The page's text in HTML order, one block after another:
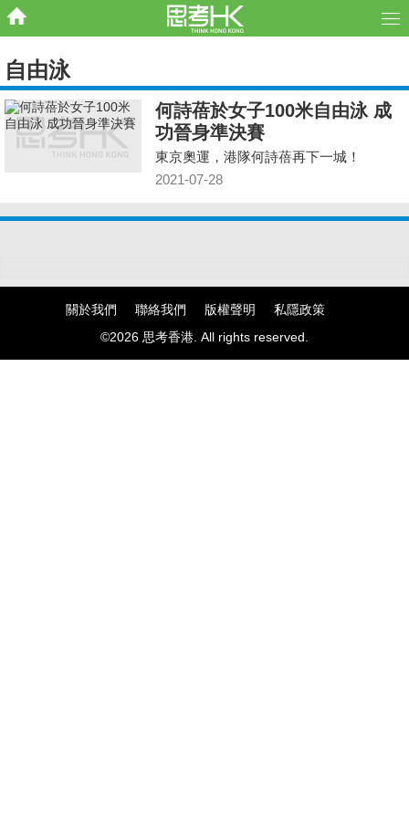
自由泳
何詩蓓於女子100米自由泳 成
功晉身準決賽
東京奧運，港隊何詩蓓再下一城！
2021-07-28
關於我們 聯絡我們 版權聲明
私隱政策
©2026 思考香港. All rights reserved.